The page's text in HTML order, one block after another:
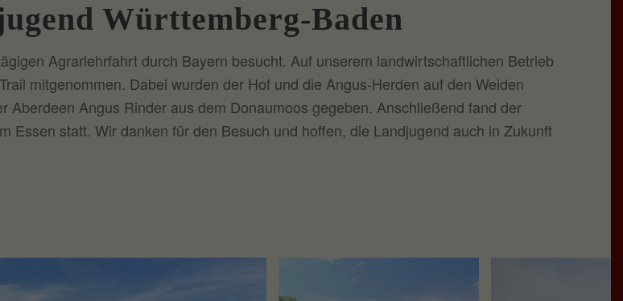
Württemberg-Baden
Agrarlehrfahrt durch Bayern besucht. Auf unserem landwirtschaftlichen Betrieb
mitgenommen. Dabei wurden der Hof und die Angus-Herden auf den Weiden
Angus Rinder aus dem Donaumoos gegeben. Anschließend fand der
Essen statt. Wir danken für den Besuch und hoffen, die Landjugend auch in Zukunft